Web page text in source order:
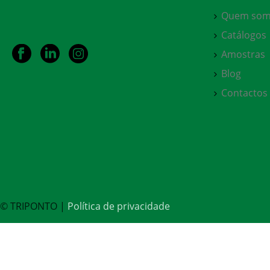
Quem
Catálogos
Amostras
Blog
Contactos
© TRIPONTO | Política de privacidade